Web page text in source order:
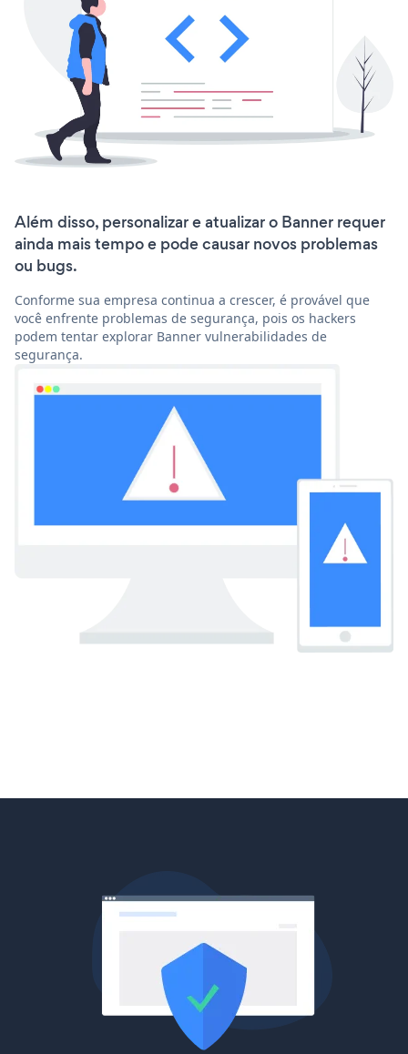
Além disso, personalizar e atualizar o Banner requer
ainda mais tempo e pode causar novos problemas
ou bugs.
Conforme sua empresa continua a crescer, é provável que
você enfrente problemas de segurança, pois os hackers
podem tentar explorar Banner vulnerabilidades de
segurança.